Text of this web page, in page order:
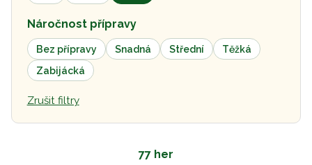
Náročnost přípravy
Bez přípravy Snadná Střední
Těžká
Zabijácká
Zrušit filtry
77 her